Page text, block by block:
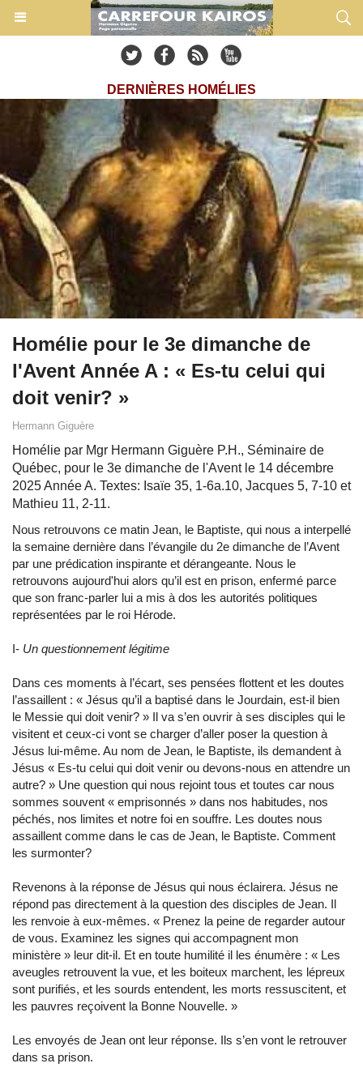
DERNIÈRES HOMÉLIES
Homélie pour le 3e dimanche de
l'Avent Année A : « Es-tu celui qui
doit venir? »
Hermann Giguère
Homélie par Mgr Hermann Giguère P.H., Séminaire de
Québec, pour le 3e dimanche de l'Avent le 14 décembre
2025 Année A. Textes: Isaïe 35, 1-6a.10, Jacques 5, 7-10 et
Mathieu 11, 2-11.
Nous retrouvons ce matin Jean, le Baptiste, qui nous a interpellé
la semaine dernière dans l’évangile du 2e dimanche de l’Avent
par une prédication inspirante et dérangeante. Nous le
retrouvons aujourd'hui alors qu’il est en prison, enfermé parce
que son franc-parler lui a mis à dos les autorités politiques
représentées par le roi Hérode.
I- Un questionnement légitime
Dans ces moments à l’écart, ses pensées flottent et les doutes
l’assaillent : « Jésus qu’il a baptisé dans le Jourdain, est-il bien
le Messie qui doit venir? » Il va s’en ouvrir à ses disciples qui le
visitent et ceux-ci vont se charger d’aller poser la question à
Jésus lui-même. Au nom de Jean, le Baptiste, ils demandent à
Jésus « Es-tu celui qui doit venir ou devons-nous en attendre un
autre? » Une question qui nous rejoint tous et toutes car nous
sommes souvent « emprisonnés » dans nos habitudes, nos
péchés, nos limites et notre foi en souffre. Les doutes nous
assaillent comme dans le cas de Jean, le Baptiste. Comment
les surmonter?
Revenons à la réponse de Jésus qui nous éclairera. Jésus ne
répond pas directement à la question des disciples de Jean. Il
les renvoie à eux-mêmes. « Prenez la peine de regarder autour
de vous. Examinez les signes qui accompagnent mon
ministère » leur dit-il. Et en toute humilité il les énumère : « Les
aveugles retrouvent la vue, et les boiteux marchent, les lépreux
sont purifiés, et les sourds entendent, les morts ressuscitent, et
les pauvres reçoivent la Bonne Nouvelle. »
Les envoyés de Jean ont leur réponse. Ils s’en vont le retrouver
dans sa prison.